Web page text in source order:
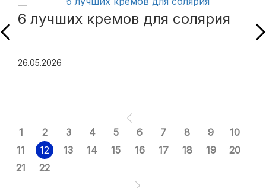
6 лучших кремов для солярия
26.05.2026
1 2 3 4 5 6 7 8 9
10
11
12 13 14 15 16 17 18 19
20
21
22